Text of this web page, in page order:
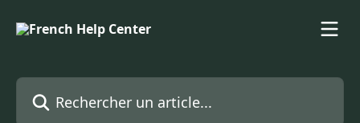
Rechercher un article...